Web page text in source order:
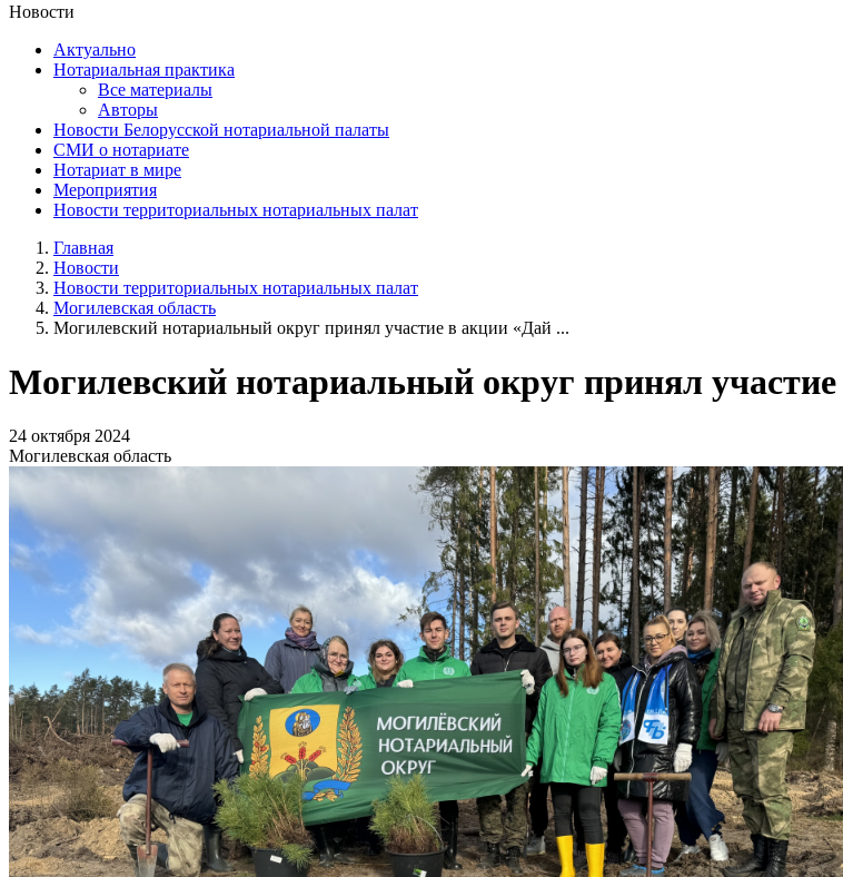
Новости
Актуально
Нотариальная практика
Все материалы
Авторы
Новости Белорусской нотариальной палаты
СМИ о нотариате
Нотариат в мире
Мероприятия
Новости территориальных нотариальных палат
Главная
Новости
Новости территориальных нотариальных палат
Могилевская область
Могилевский нотариальный округ принял участие в акции «Дай ...
Могилевский нотариальный округ принял
24 октября 2024
Могилевская область